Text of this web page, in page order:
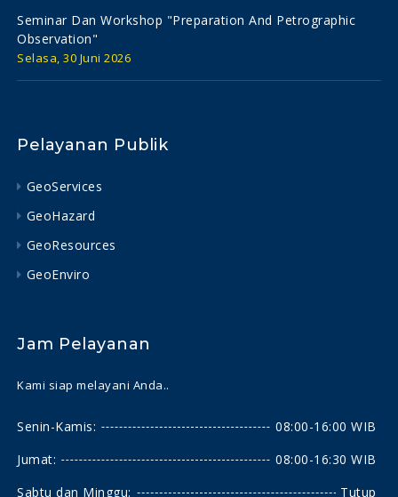
Seminar Dan Workshop "preparation And Petrographic
Observation"
Selasa, 30 Juni 2026
Pelayanan Publik
GeoServices
GeoHazard
GeoResources
GeoEnviro
Jam Pelayanan
Kami siap melayani Anda..
Senin-Kamis:
08:00-16:00 WIB
Jumat:
08:00-16:30 WIB
Sabtu dan Minggu:
Tutup